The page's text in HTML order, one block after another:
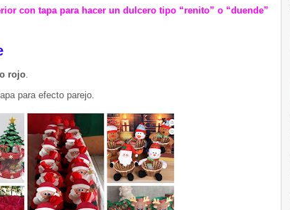
con tapa para hacer un dulcero tipo “renito” o “duende”
rojo.
para efecto parejo.